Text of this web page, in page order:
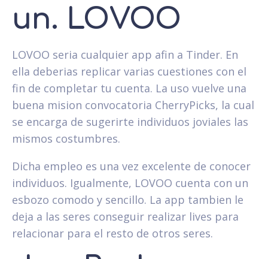
un. LOVOO
LOVOO seri­a cualquier app afi­n a Tinder. En
ella deberias replicar varias cuestiones con el
fin de completar tu cuenta. La uso vuelve una
buena mision convocatoria CherryPicks, la cual
se encarga de sugerirte individuos joviales las
mismos costumbres.
Dicha empleo es una vez excelente de conocer
individuos. Igualmente, LOVOO cuenta con un
esbozo comodo y sencillo. La app tambien le
deja a las seres conseguir realizar lives para
relacionar para el resto de otros seres.